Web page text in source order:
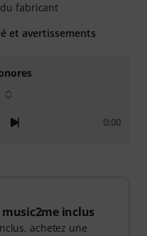
0:00
inclus
achetez une
fabricant
et avertissements